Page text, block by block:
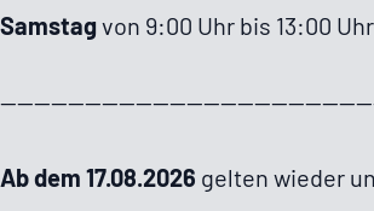
Samstagvon 9:00 Uhr bis 13:00 Uhr
Ab dem 17.08.2026 gelten wieder